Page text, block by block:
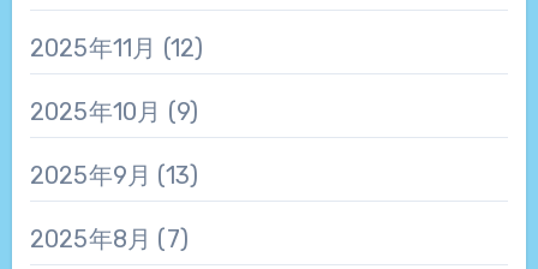
2025年11月 (12)
2025年10月 (9)
2025年9月 (13)
2025年8月 (7)